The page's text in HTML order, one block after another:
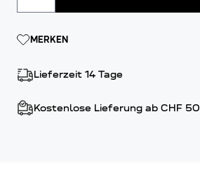
MERKEN
Lieferzeit 14 Tage
Kostenlose Lieferung ab CHF 50